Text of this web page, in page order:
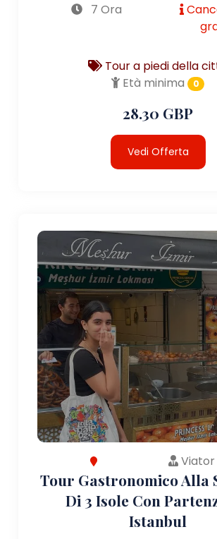
7 Ora
Tour a piedi della
Età minima
0
28.30 GBP
Vedi Offerta
Tour Gastronomico Alla
Di 3 Isole Con
Istanbul